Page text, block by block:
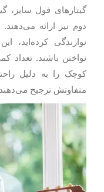
گیتارهای فول سایز،
دوم نیز ارائه
نوازندگی کرده‌اید،
نواختن باشند. تعداد
کوچک را به دلیل
متفاوتش ترجیح